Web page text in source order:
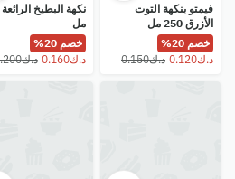
فيمتو بنكهة التوت
الأزرق 250 مل
خصم 20%
مل
خصم 20%
⁦د.ك0.160⁩
⁦د.ك0.200⁩